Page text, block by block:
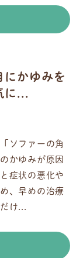
かゆみを
に...
ソファーの角
かゆみが原因
症状の悪化や
、早めの治療
け...